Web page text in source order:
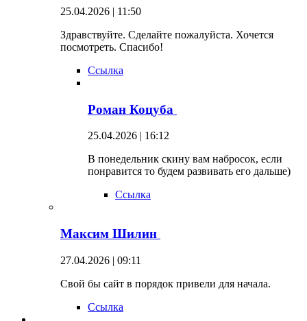
25.04.2026 | 11:50
Здравствуйте. Сделайте пожалуйста. Хочется
посмотреть. Спасибо!
Ссылка
Роман Коцуба
25.04.2026 | 16:12
В понедельник скину вам набросок, если
понравится то будем развивать его дальше)
Ссылка
Максим Шилин
27.04.2026 | 09:11
Свой бы сайт в порядок привели для начала.
Ссылка